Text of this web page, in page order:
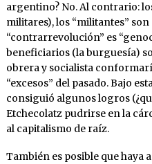
argentino? No. Al contrario:
militares), los “militantes” son
“contrarrevolución” es
beneficiarios (la burguesía)
obrera y socialista
“excesos” del pasado. Bajo
consiguió algunos logros
Etchecolatz pudrirse en la
al capitalismo de raíz.
También es posible que haya